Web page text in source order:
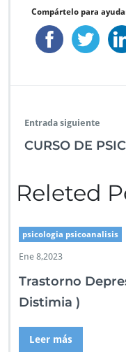
Compártelo para
Entrada siguiente
CURSO DE
Releted
psicologia psicoanalisis
Ene 8,2023
Trastorno
Distimia )
Leer más